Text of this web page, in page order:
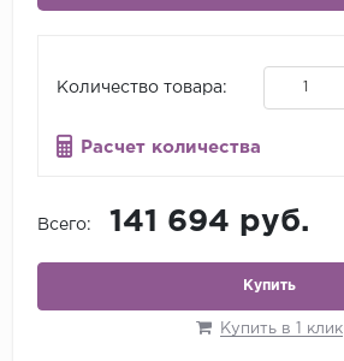
Количество товара:
Расчет количества
Всего: 141 694 руб.
Купить
Купить в 1 клик